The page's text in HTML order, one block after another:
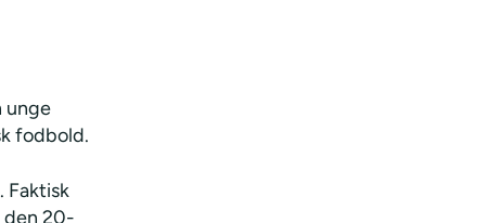
unge
fodbold.
Faktisk
den 20-